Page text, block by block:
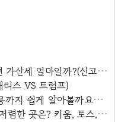
세 얼마일까?(신고 방법)
스 VS 트럼프)
쉽게 알아볼까요?(정리표)
스, 미래에셋, 삼성, 카카오, NH농협